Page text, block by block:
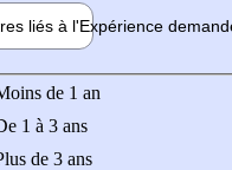
liés à l'Expérience
de 1 an
1 à 3 ans
de 3 ans